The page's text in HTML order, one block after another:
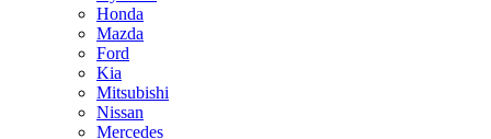
Honda
Mazda
Ford
Kia
Mitsubishi
Nissan
Mercedes